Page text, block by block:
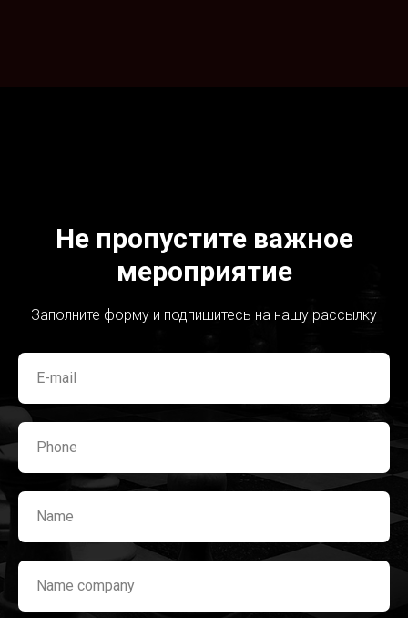
Не пропустите важное
мероприятие
Заполните форму и подпишитесь на нашу рассылку